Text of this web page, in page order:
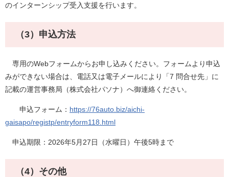
のインターンシップ受入支援を行います。
（3）申込方法
専用のWebフォームからお申し込みください。フォームより申込
みができない場合は、電話又は電子メールにより「7 問合せ先」に
記載の運営事務局（株式会社パソナ）へ御連絡ください。
申込フォーム： https://76auto.biz/aichi-
gaisapo/registp/entryform118.html
申込期限：2026年5月27日（水曜日）午後5時まで
（4）その他